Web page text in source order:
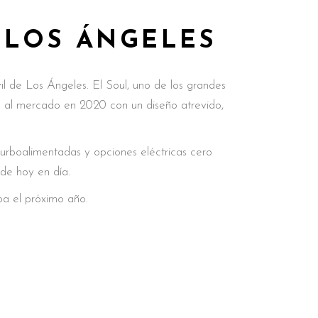
ÁNGELES
de Los Ángeles. El Soul, uno de los grandes
mercado en 2020 con un diseño atrevido,
y opciones eléctricas cero
hoy en día.
el próximo año.